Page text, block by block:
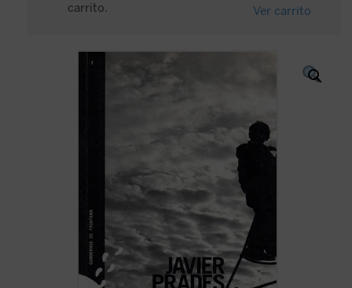
carrito.
Ver carrito